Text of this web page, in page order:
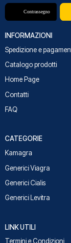
INFORMAZIONI
Spedizione e
Catalogo prodotti
Home Page
Contatti
FAQ
CATEGORIE
Kamagra
Generici Viagra
Generici Cialis
Generici Levitra
LINK UTILI
Termini e Condizioni